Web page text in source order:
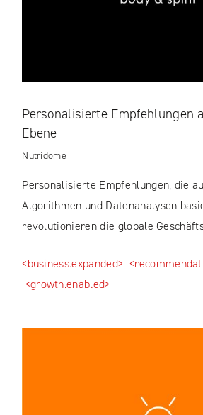
Personalisierte Empfehlungen
Ebene
Nutridome
Personalisierte Empfehlungen, die
Algorithmen und Datenanalysen
revolutionieren die globale
<business.expanded>
<growth.enabled>